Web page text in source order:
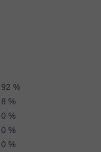
92 %
8 %
0 %
0 %
0 %